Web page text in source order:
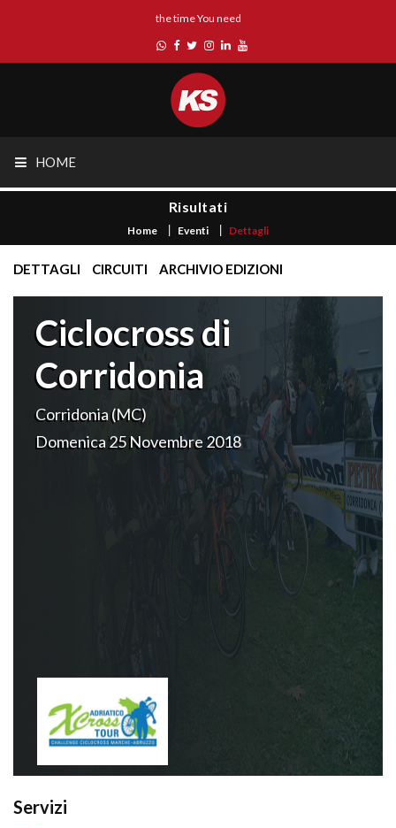
the time You need
HOME
Risultati
Home Eventi Dettagli
DETTAGLI CIRCUITI ARCHIVIO EDIZIONI
Ciclocross di
Corridonia
Corridonia (MC)
Domenica 25 Novembre 2018
Servizi